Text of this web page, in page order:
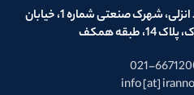
آدرس کارخانه: گیلان، منطقه آزاد انزلی، شهرک صنعتی شماره 1، خیابان
طبقه همکف
info [at]